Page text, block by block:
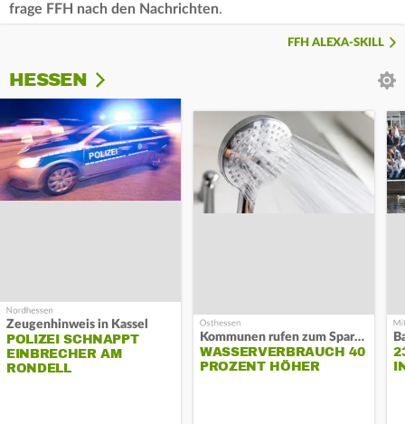
frage FFH nach den Nachrichten.
FFH ALEXA-SKILL
HESSEN
Zeugenhinweis in Kassel
POLIZEI SCHNAPPT
EINBRECHER AM
RONDELL
Kommunen rufen zum Sparen auf
WASSERVERBRAUCH 40
PROZENT HÖHER